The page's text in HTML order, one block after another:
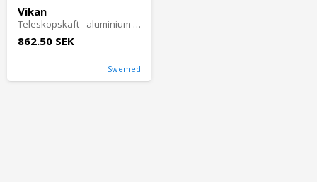
Vikan
Teleskopskaft - aluminium vit 130-190cm
862.50 SEK
Swemed